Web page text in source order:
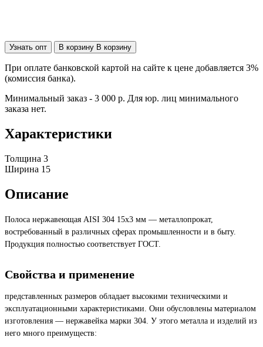
Узнать опт В корзину В корзину
При оплате банковской картой на сайте к цене добавляется 3%
(комиссия банка).
Минимальный заказ - 3 000 р. Для юр. лиц минимального
заказа нет.
Характеристики
Толщина 3
Ширина 15
Описание
Полоса нержавеющая AISI 304 15х3 мм — металлопрокат,
востребованный в различных сферах промышленности и в быту.
Продукция полностью соответствует ГОСТ.
Свойства и применение
представленных размеров обладает высокими техническими и
эксплуатационными характеристиками. Они обусловлены материалом
изготовления — нержавейка марки 304. У этого металла и изделий из
него много преимуществ: